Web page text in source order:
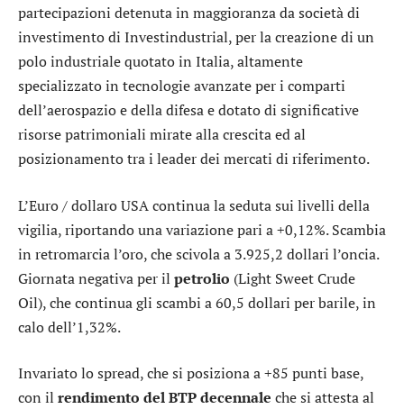
partecipazioni detenuta in maggioranza da società di
investimento di Investindustrial, per la creazione di un
polo industriale quotato in Italia, altamente
specializzato in tecnologie avanzate per i comparti
dell’aerospazio e della difesa e dotato di significative
risorse patrimoniali mirate alla crescita ed al
posizionamento tra i leader dei mercati di riferimento.
L’Euro / dollaro USAcontinua la seduta sui livelli della
vigilia, riportando una variazione pari a +0,12%. Scambia
in retromarcia l’oro, che scivola a 3.925,2 dollari l’oncia.
Giornata negativa per il petrolio (Light Sweet Crude
Oil), che continua gli scambi a 60,5 dollari per barile, in
calo dell’1,32%.
Invariato lospread, che si posiziona a +85 punti base,
con il rendimento del BTP decennale che si attesta al